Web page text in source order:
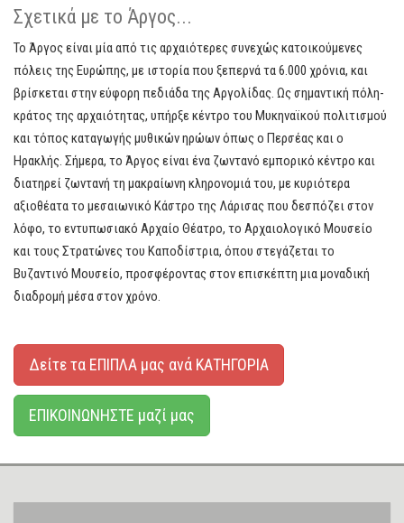
Σχετικά με το Άργος...
Το Άργος είναι μία από τις αρχαιότερες συνεχώς κατοικούμενες
πόλεις της Ευρώπης, με ιστορία που ξεπερνά τα 6.000 χρόνια, και
βρίσκεται στην εύφορη πεδιάδα της Αργολίδας. Ως σημαντική πόλη-
κράτος της αρχαιότητας, υπήρξε κέντρο του Μυκηναϊκού πολιτισμού
και τόπος καταγωγής μυθικών ηρώων όπως ο Περσέας και ο
Ηρακλής. Σήμερα, το Άργος είναι ένα ζωντανό εμπορικό κέντρο και
διατηρεί ζωντανή τη μακραίωνη κληρονομιά του, με κυριότερα
αξιοθέατα το μεσαιωνικό Κάστρο της Λάρισας που δεσπόζει στον
λόφο, το εντυπωσιακό Αρχαίο Θέατρο, το Αρχαιολογικό Μουσείο
και τους Στρατώνες του Καποδίστρια, όπου στεγάζεται το
Βυζαντινό Μουσείο, προσφέροντας στον επισκέπτη μια μοναδική
διαδρομή μέσα στον χρόνο.
Δείτε τα ΕΠΙΠΛΑ μας ανά ΚΑΤΗΓΟΡΙΑ
ΕΠΙΚΟΙΝΩΝΗΣΤΕ μαζί μας